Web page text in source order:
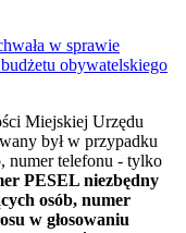
w sprawie
obywatelskiego
Miejskiej Urzędu
był w przypadku
numer telefonu - tylko
PESEL niezbędny
osób, numer
w głosowaniu